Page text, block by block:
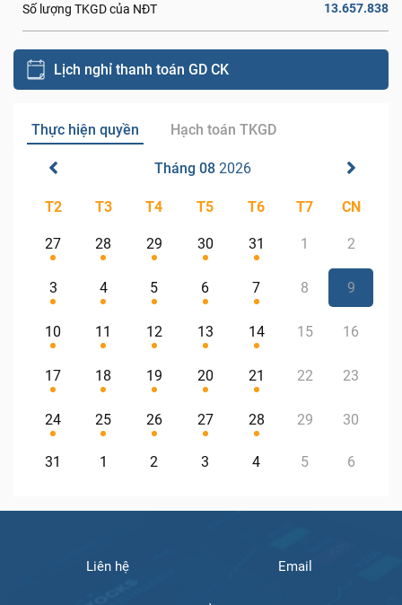
Số lượng TKGD của NĐT 13.657.838
Lịch nghỉ thanh toán GD CK
Thực hiện quyền Hạch toán TKGD
Tháng 08 2026
T2 T3 T4 T5 T6 T7 CN
27 28 29 30 31 1 2
3 4 5 6 7 8 9
10 11 12 13 14 15 16
17 18 19 20 21 22 23
24 25 26 27 28 29 30
31 1 2 3 4 5 6
Liên hệ Email